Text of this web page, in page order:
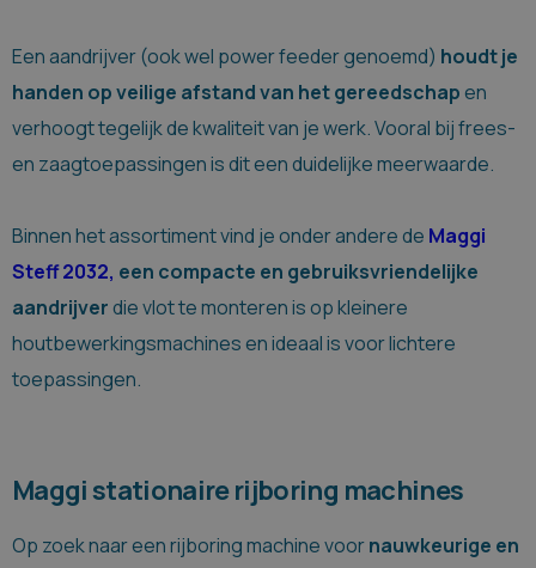
Een aandrijver (ook wel power feeder genoemd) houdt je
handen op veilige afstand van het gereedschapen
verhoogt tegelijk de kwaliteit van je werk. Vooral bij frees-
en zaagtoepassingen is dit een duidelijke meerwaarde.
Binnen het assortiment vind je onder andere de Maggi
Steff 2032, een compacte en gebruiksvriendelijke
aandrijverdie vlot te monteren is op kleinere
houtbewerkingsmachines en ideaal is voor lichtere
toepassingen.
Maggi stationaire rijboring machines
Op zoek naar een rijboring machine voornauwkeurige en